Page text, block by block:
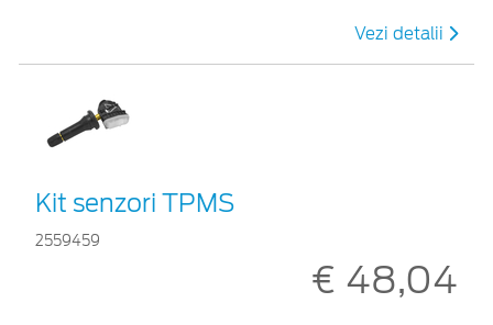
Vezi detalii
Kit senzori TPMS
2559459
€ 48,04